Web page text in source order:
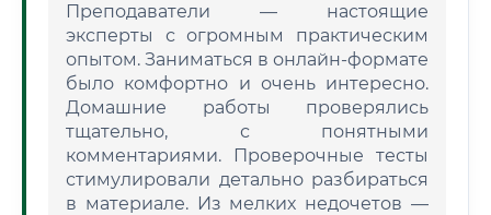
Преподаватели — настоящие
эксперты с огромным практическим
опытом. Заниматься в онлайн-формате
было комфортно и очень интересно.
Домашние работы проверялись
тщательно, с понятными
комментариями. Проверочные тесты
стимулировали детально разбираться
в материале. Из мелких недочетов —